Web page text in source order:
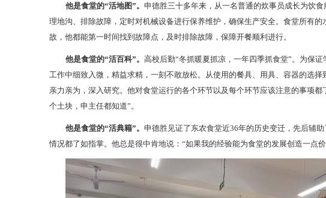
他是食堂的“活地图”。申德胜三十多年来，从一名普通的炊事员成长为饮
理地沟、排除故障，定时对机械设备进行保养维护，确保生产安全。食堂所有
故，他都能第一时间找到故障点，及时排除故障，保障开餐顺利进行。
他是食堂的“活百科”。高校后勤“冬抓暖夏抓凉，一年四季抓食堂”。为保
工作中细致入微，精益求精，一刻不敢放松。从使用的餐具、用具、容器的选
亲力亲为，深入研究。他对食堂运行的各个环节以及每个环节应该注意的事项
个土块，申主任都知道”。
他是食堂的“活典籍”。申德胜见证了东农食堂近36年的历史变迁，先后辅
情况都了如指掌。他总是很中肯地说：“如果我的经验能为食堂的发展创造一点价